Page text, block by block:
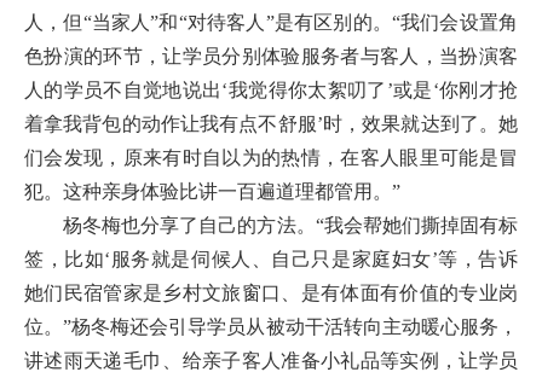
人，但“当家人”和“对待客人”是有区别的。“我们会设置角
色扮演的环节，让学员分别体验服务者与客人，当扮演客
人的学员不自觉地说出‘我觉得你太絮叨了’或是‘你刚才抢
着拿我背包的动作让我有点不舒服’时，效果就达到了。她
们会发现，原来有时自以为的热情，在客人眼里可能是冒
犯。这种亲身体验比讲一百遍道理都管用。”
杨冬梅也分享了自己的方法。“我会帮她们撕掉固有标
签，比如‘服务就是伺候人、自己只是家庭妇女’等，告诉
她们民宿管家是乡村文旅窗口、是有体面有价值的专业岗
位。”杨冬梅还会引导学员从被动干活转向主动暖心服务，
讲述雨天递毛巾、给亲子客人准备小礼品等实例，让学员